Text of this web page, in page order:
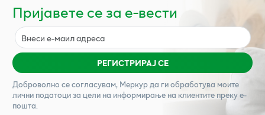
Пријавете се за е-вести
РЕГИСТРИРАЈ СЕ
Доброволно се согласувам, Меркурда ги обработува моите
лични податоци за цели на информирање на клиентите преку е-
пошта.